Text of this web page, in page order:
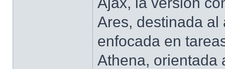
Ares, destinada al
enfocada en
Athena, orientada